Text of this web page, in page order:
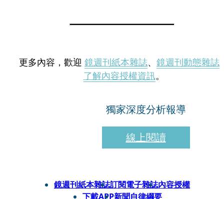
更多內容，歡迎 鏡週刊紙本雜誌、 鏡週刊動態雜誌
了解內容授權資訊。
獨家深度分析報導
線上閱讀
鏡週刊紙本雜誌訂閱電子雜誌內容授權
下載APP新聞自律綱要